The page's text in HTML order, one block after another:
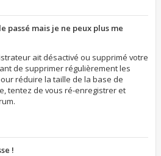
passé mais je ne peux plus me
ait désactivé ou supprimé votre
de supprimer régulièrement les
réduire la taille de la base de
tentez de vous ré-enregistrer et
!